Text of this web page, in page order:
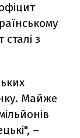
з
Майже
–